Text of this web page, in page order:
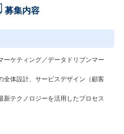
募集内容
ーケティング／データドリブンマー
全体設計、サービスデザイン（顧客
新テクノロジーを活用したプロセス